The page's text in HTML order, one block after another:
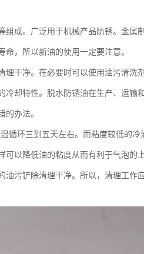
成。广泛用于机械产品防锈。金属
，所以新油的使用一定要注意。
干净。在必要时可以使用油污清洗
却特性。脱水防锈油在生产、运输
的办法。
循环三到五天左右。而粘度较低的
以降低油的粘度从而有利于气泡的
污铲除清理干净。所以，清理工作